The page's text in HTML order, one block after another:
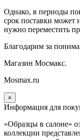
Однако, в периоды
срок поставки может
нужно переместить
Благодарим за
Магазин Мосмакс.
Mosmax.ru
×
Информация для
«Образцы в салоне»
коллекции